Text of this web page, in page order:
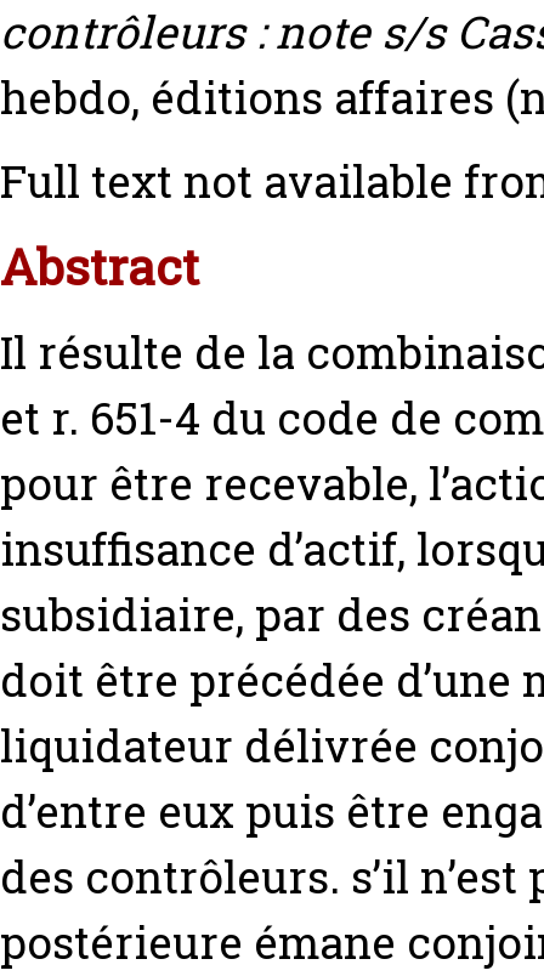
contrôleurs : note s/s
hebdo, éditions affaires
Full text not available
Abstract
Il résulte de la
et r. 651-4 du code de
pour être recevable,
insuffisance d’actif,
subsidiaire, par des
doit être précédée d’une
liquidateur délivrée
d’entre eux puis être
des contrôleurs. s’il
postérieure émane